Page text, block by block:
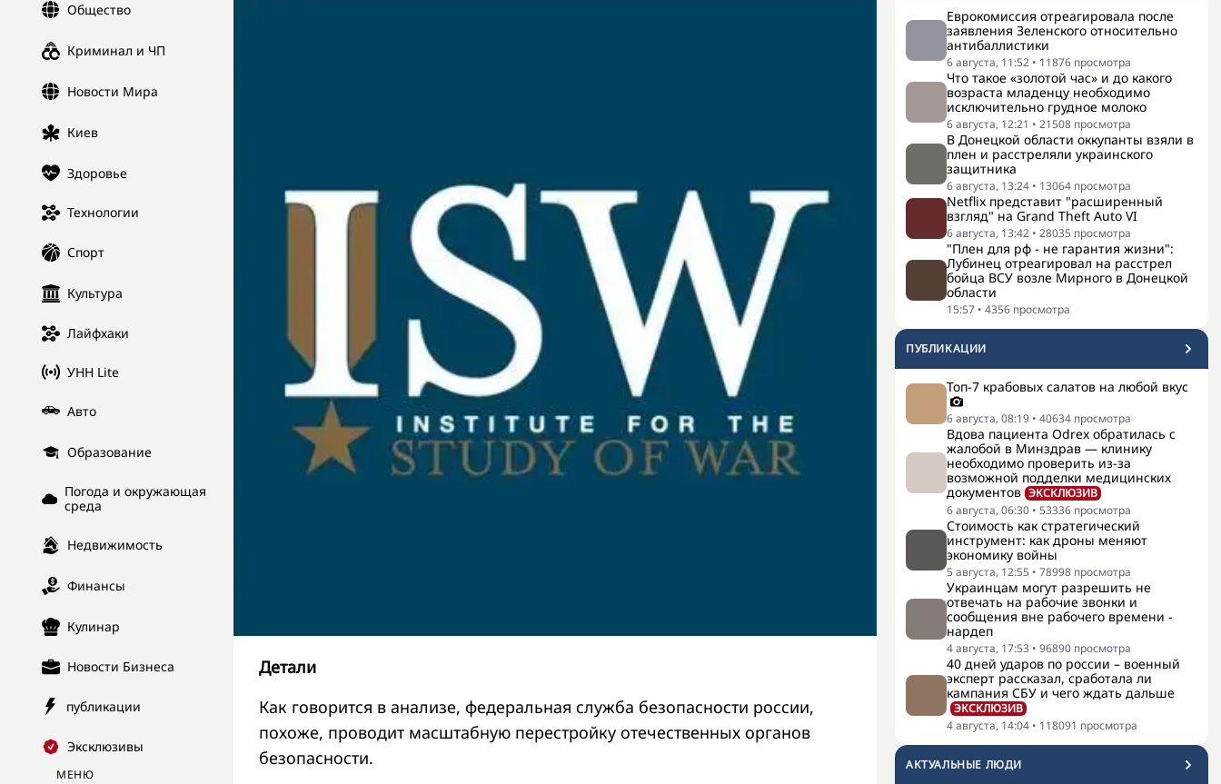
Общество
Криминал и ЧП
Новости Мира
Киев
Здоровье
Технологии
Спорт
Культура
Лайфхаки
УНН Lite
Авто
Образование
Погода и окружающая
среда
Недвижимость
Финансы
Кулинар
Новости Бизнеса
публикации
Эксклюзивы
МЕНЮ
Еврокомиссия отреагировала после
заявления Зеленского относительно
антибаллистики
6 августа, 11:52 • 11876 просмотра
Что такое «золотой час» и до какого
возраста младенцу необходимо
исключительно грудное молоко
6 августа, 12:21 • 21508 просмотра
В Донецкой области оккупанты взяли в
плен и расстреляли украинского
защитника
6 августа, 13:24 • 13064 просмотра
Netflix представит "расширенный
взгляд" на Grand Theft Auto VI
6 августа, 13:42 • 28035 просмотра
"Плен для рф - не гарантия жизни":
Лубинец отреагировал на расстрел
бойца ВСУ возле Мирного в Донецкой
области
15:57 • 4356 просмотра
ПУБЛИКАЦИИ
Топ-7 крабовых салатов на любой вкус
6 августа, 08:19 • 40634 просмотра
Вдова пациента Odrex обратилась с
жалобой в Минздрав — клинику
необходимо проверить из-за
возможной подделки медицинских
документов ЭКСКЛЮЗИВ
6 августа, 06:30 • 53336 просмотра
Стоимость как стратегический
инструмент: как дроны меняют
экономику войны
5 августа, 12:55 • 78998 просмотра
Украинцам могут разрешить не
отвечать на рабочие звонки и
сообщения вне рабочего времени -
нардеп
4 августа, 17:53 • 96890 просмотра
40 дней ударов по россии – военный
эксперт рассказал, сработала ли
кампания СБУ и чего ждать дальше
ЭКСКЛЮЗИВ
4 августа, 14:04 • 118091 просмотра
АКТУАЛЬНЫЕ ЛЮДИ
Детали
Как говорится в анализе, федеральная служба безопасности россии,
похоже, проводит масштабную перестройку отечественных органов
безопасности.